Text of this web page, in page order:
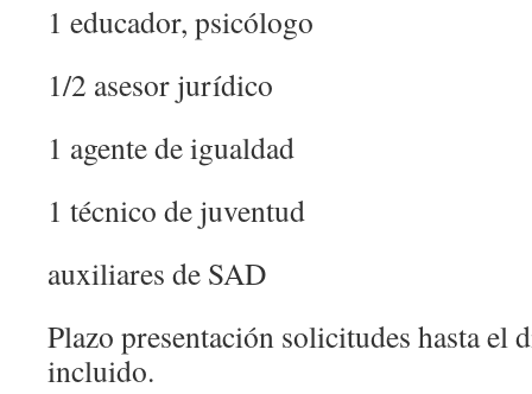
1 educador, psicólogo
1/2 asesor jurídico
1 agente de igualdad
1 técnico de juventud
auxiliares de SAD
Plazo presentación solicitudes hasta el
incluido.